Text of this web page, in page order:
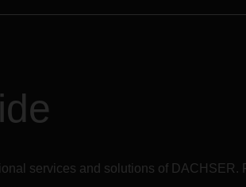
services and solutions of DACHSER.